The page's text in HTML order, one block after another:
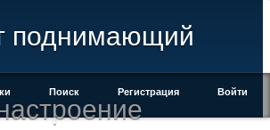
поднимающий
Поиск Регистрация Войти